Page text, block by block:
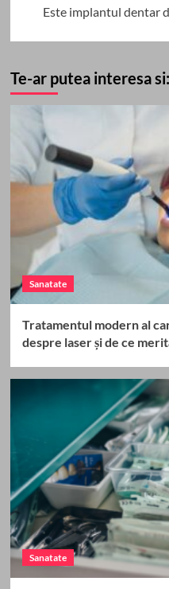
Este implantul dentar
Te-ar putea interesa si:
Sanatate
Tratamentul modern al
despre laser și de ce
Sanatate